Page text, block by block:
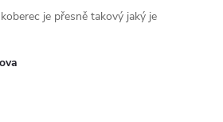
je přesně takový jaký je